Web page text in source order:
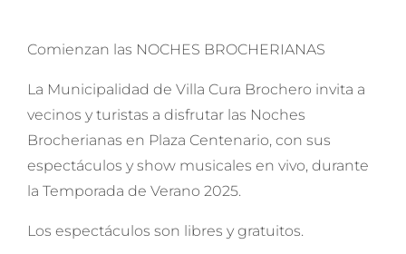
Comienzan las NOCHES BROCHERIANAS
La Municipalidad de Villa Cura Brochero invita a
vecinos y turistas a disfrutar las Noches
Brocherianas en Plaza Centenario, con sus
espectáculos y show musicales en vivo, durante
la Temporada de Verano 2025.
Los espectáculos son libres y gratuitos.